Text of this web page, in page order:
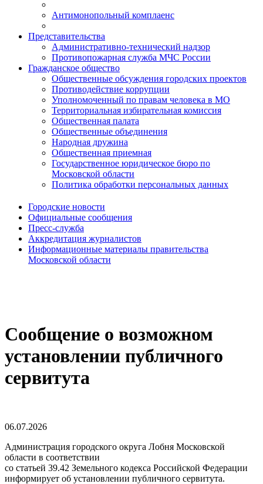
Антимонопольный комплаенс
Представительства
Административно-технический надзор
Противопожарная служба МЧС России
Гражданское общество
Общественные обсуждения городских проектов
Противодействие коррупции
Уполномоченный по правам человека в МО
Территориальная избирательная комиссия
Общественная палата
Общественные объединения
Народная дружина
Общественная приемная
Государственное юридическое бюро по
Московской области
Политика обработки персональных данных
Городские новости
Официальные сообщения
Пресс-служба
Аккредитация журналистов
Информационные материалы правительства
Московской области
Сообщение о возможном
установлении публичного
сервитута
06.07.2026
Администрация городского округа Лобня Московской
области в соответствии
со статьей 39.42 Земельного кодекса Российской Федерации
информирует об установлении публичного сервитута.